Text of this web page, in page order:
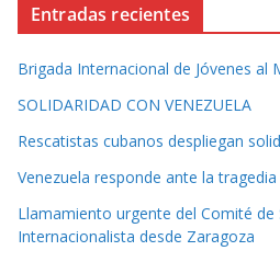
Entradas recientes
Brigada Internacional de Jóvenes al
SOLIDARIDAD CON VENEZUELA
Rescatistas cubanos despliegan
Venezuela responde ante la tragedia
Llamamiento urgente del Comité de
Internacionalista desde Zaragoza